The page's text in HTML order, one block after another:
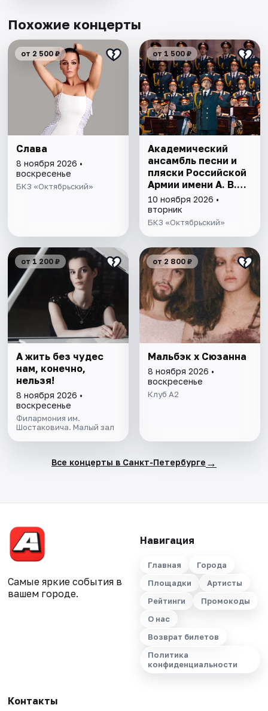
Похожие концерты
от 2 500 ₽
Слава
8 ноября 2026 •
воскресенье
БКЗ «Октябрьский»
от 1 500 ₽
Академический
ансамбль песни и
пляски Российской
Армии имени А. В.
Александрова
10 ноября 2026 •
вторник
БКЗ «Октябрьский»
от 1 200 ₽
А жить без чудес
нам, конечно,
нельзя!
8 ноября 2026 •
воскресенье
Филармония им.
Шостаковича. Малый зал
от 2 800 ₽
Мальбэк x Сюзанна
8 ноября 2026 •
воскресенье
Клуб A2
Все концерты в Санкт-Петербурге →
Самые яркие события в
вашем городе.
Навигация
Главная
Города
Площадки
Артисты
Рейтинги
Промокоды
О нас
Возврат билетов
Политика
конфиденциальности
Контакты